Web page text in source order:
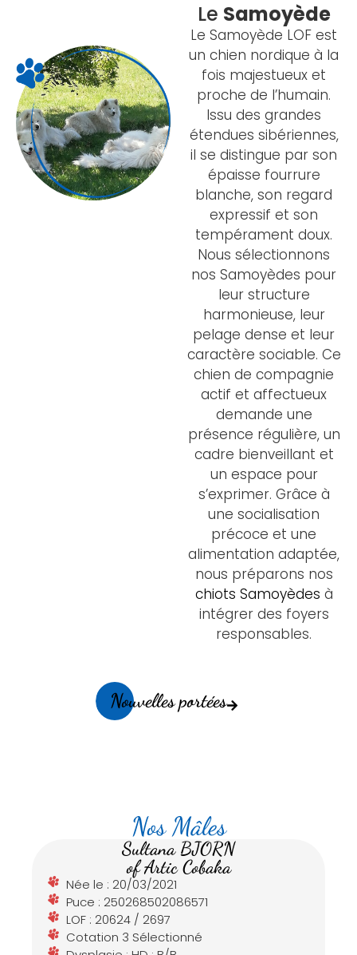
Le Samoyède
Le Samoyède LOF est
un chien nordique à la
fois majestueux et
proche de l’humain.
Issu des grandes
étendues sibériennes,
il se distingue par son
épaisse fourrure
blanche, son regard
expressif et son
tempérament doux.
Nous sélectionnons
nos Samoyèdes pour
leur structure
harmonieuse, leur
pelage dense et leur
caractère sociable. Ce
chien de compagnie
actif et affectueux
demande une
présence régulière, un
cadre bienveillant et
un espace pour
s’exprimer. Grâce à
une socialisation
précoce et une
alimentation adaptée,
nous préparons nos
chiots Samoyèdes à
intégrer des foyers
responsables.
Nouvelles portées
Nos Mâles
Sultana BJORN
of Artic Cobaka
Née le : 20/03/2021
Puce : 250268502086571
LOF : 20624 / 2697
Cotation 3 Sélectionné